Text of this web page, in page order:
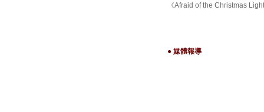
《Afraid of the Christmas
● 媒體報導